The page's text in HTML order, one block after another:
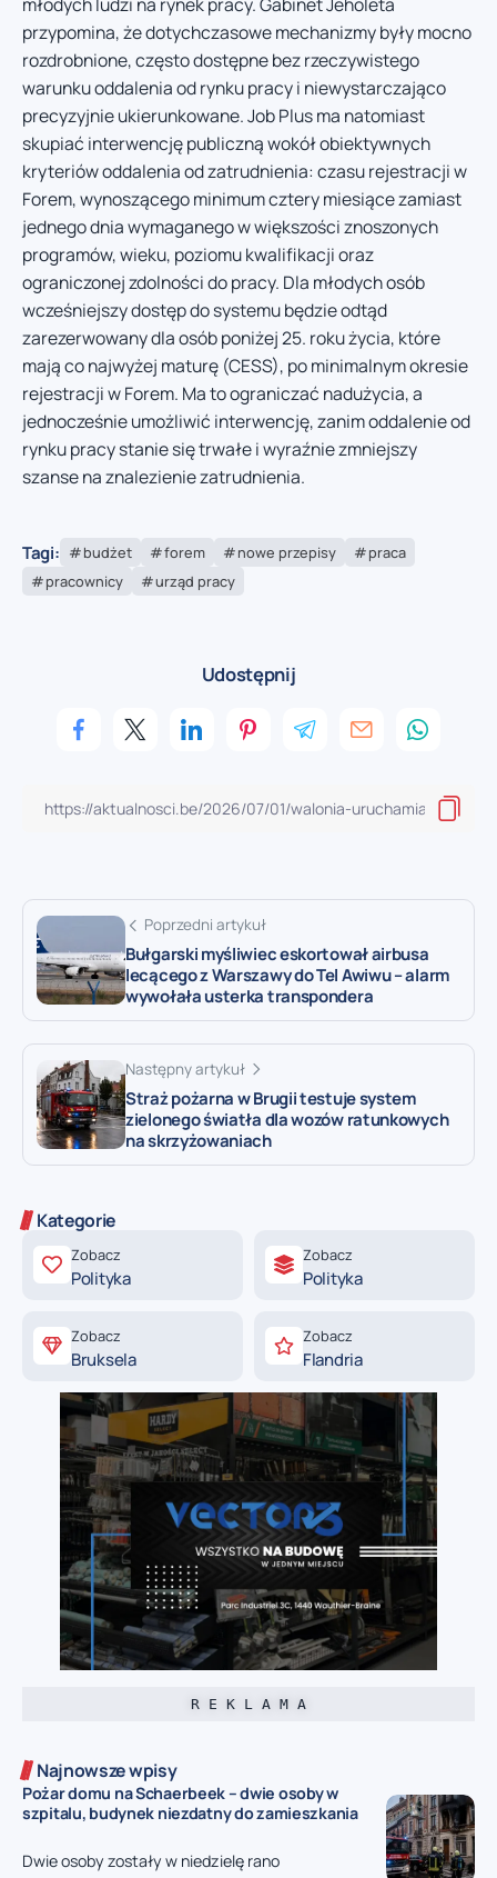
przypomina, że dotychczasowe mechanizmy były mocno
rozdrobnione, często dostępne bez rzeczywistego
warunku oddalenia od rynku pracy i niewystarczająco
precyzyjnie ukierunkowane. Job Plus ma natomiast
skupiać interwencję publiczną wokół obiektywnych
kryteriów oddalenia od zatrudnienia: czasu rejestracji w
Forem, wynoszącego minimum cztery miesiące zamiast
jednego dnia wymaganego w większości znoszonych
programów, wieku, poziomu kwalifikacji oraz
ograniczonej zdolności do pracy. Dla młodych osób
wcześniejszy dostęp do systemu będzie odtąd
zarezerwowany dla osób poniżej 25. roku życia, które
mają co najwyżej maturę (CESS), po minimalnym okresie
rejestracji w Forem. Ma to ograniczać nadużycia, a
jednocześnie umożliwić interwencję, zanim oddalenie od
rynku pracy stanie się trwałe i wyraźnie zmniejszy
szanse na znalezienie zatrudnienia.
Tagi: budżet forem nowe przepisy
praca
pracownicy
urząd pracy
Udostępnij
Poprzedni artykuł
Bułgarski myśliwiec eskortował airbusa
lecącego z Warszawy do Tel Awiwu – alarm
wywołała usterka transpondera
Następny artykuł
Straż pożarna w Brugii testuje system
zielonego światła dla wozów ratunkowych
na skrzyżowaniach
Kategorie
Zobacz
Polityka
Zobacz
Polityka
Zobacz
Bruksela
Zobacz
Flandria
R E K L A M A
Najnowsze wpisy
Pożar domu na Schaerbeek – dwie osoby w
szpitalu, budynek niezdatny do zamieszkania
Dwie osoby zostały w niedzielę rano